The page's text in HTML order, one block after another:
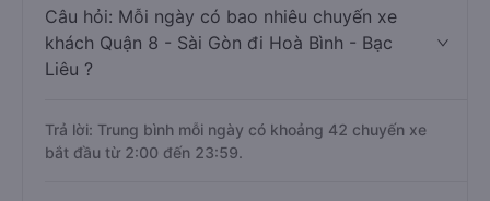
Câu hỏi: Mỗi ngày có bao nhiêu chuyến xe
khách Quận 8 - Sài Gòn đi Hoà Bình - Bạc
Liêu ?
Trả lời: Trung bình mỗi ngày có khoảng 42 chuyến xe
bắt đầu từ 2:00 đến 23:59.